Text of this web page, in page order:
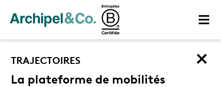
TRAJECTOIRES
La plateforme de mobilités